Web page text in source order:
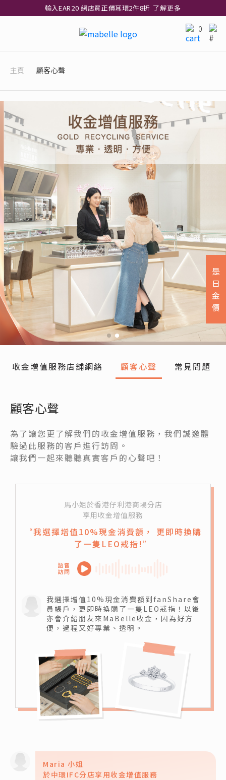
輸入EAR20 網店買正價耳環2件8折 了解更多
了解更多
全港任何MaBelle門市自取貨
網店限定 滿$3,000送精緻禮盒包裝及驚喜禮品 了解更多
0
主頁 顧客心聲
是
日
金
價
收金增值服務店舖網絡 顧客心聲 常見問題
顧客心聲
為了讓您更了解我們的收金增值服務，我們誠邀體
驗過此服務的客戶進行訪問。
讓我們一起來聽聽真實客戶的心聲吧！
馬小姐於香港仔利港商場分店
享用收金增值服務
“我選擇增值10%現金消費額，
更即時換購
了一隻LEO戒指!”
語音
訪問
我選擇增值10%現金消費額到fanShare會
員帳戶，更即時換購了一隻LEO戒指！以後
亦會介紹朋友來MaBelle收金，因為好方
便，過程又好專業、透明。
Maria 小姐
於中環IFC分店享用收金增值服務